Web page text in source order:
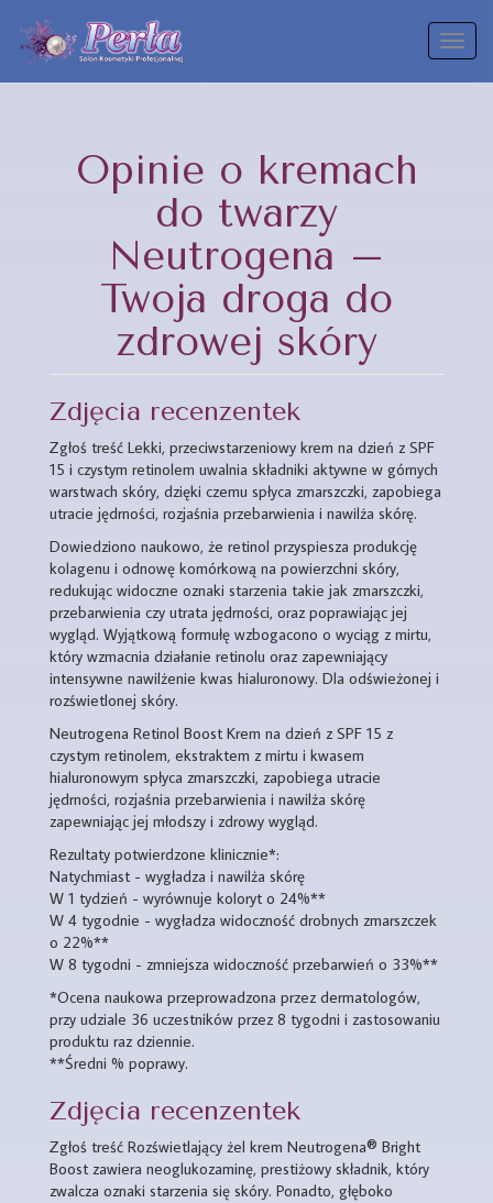
Opinie o kremach
do twarzy
Neutrogena –
Twoja droga do
zdrowej skóry
Zdjęcia recenzentek
Zgłoś treść Lekki, przeciwstarzeniowy krem na dzień z SPF
15 i czystym retinolem uwalnia składniki aktywne w górnych
warstwach skóry, dzięki czemu spłyca zmarszczki, zapobiega
utracie jędrności, rozjaśnia przebarwienia i nawilża skórę.
Dowiedziono naukowo, że retinol przyspiesza produkcję
kolagenu i odnowę komórkową na powierzchni skóry,
redukując widoczne oznaki starzenia takie jak zmarszczki,
przebarwienia czy utrata jędrności, oraz poprawiając jej
wygląd. Wyjątkową formułę wzbogacono o wyciąg z mirtu,
który wzmacnia działanie retinolu oraz zapewniający
intensywne nawilżenie kwas hialuronowy. Dla odświeżonej i
rozświetlonej skóry.
Neutrogena Retinol Boost Krem na dzień z SPF 15 z
czystym retinolem, ekstraktem z mirtu i kwasem
hialuronowym spłyca zmarszczki, zapobiega utracie
jędrności, rozjaśnia przebarwienia i nawilża skórę
zapewniając jej młodszy i zdrowy wygląd.
Rezultaty potwierdzone klinicznie*:
Natychmiast - wygładza i nawilża skórę
W 1 tydzień - wyrównuje koloryt o 24%**
W 4 tygodnie - wygładza widoczność drobnych zmarszczek
o 22%**
W 8 tygodni - zmniejsza widoczność przebarwień o 33%**
*Ocena naukowa przeprowadzona przez dermatologów,
przy udziale 36 uczestników przez 8 tygodni i zastosowaniu
produktu raz dziennie.
**Średni % poprawy.
Zdjęcia recenzentek
Zgłoś treść Rozświetlający żel krem Neutrogena® Bright
Boost zawiera neoglukozaminę, prestiżowy składnik, który
zwalcza oznaki starzenia się skóry. Ponadto, głęboko